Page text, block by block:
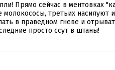
Прямо сейчас в ментовках
третьих насилуют
в праведном гневе и
просто ссут в штаны!